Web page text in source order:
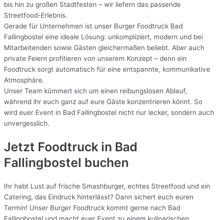
bis hin zu großen Stadtfesten – wir liefern das passende
Streetfood-Erlebnis.
Gerade für Unternehmen ist unser Burger Foodtruck Bad
Fallingbostel eine ideale Lösung: unkompliziert, modern und bei
Mitarbeitenden sowie Gästen gleichermaßen beliebt. Aber auch
private Feiern profitieren von unserem Konzept – denn ein
Foodtruck sorgt automatisch für eine entspannte, kommunikative
Atmosphäre.
Unser Team kümmert sich um einen reibungslosen Ablauf,
während ihr euch ganz auf eure Gäste konzentrieren könnt. So
wird euer Event in Bad Fallingbostel nicht nur lecker, sondern auch
unvergesslich.
Jetzt Foodtruck in Bad
Fallingbostel buchen
Ihr habt Lust auf frische Smashburger, echtes Streetfood und ein
Catering, das Eindruck hinterlässt? Dann sichert euch euren
Termin! Unser Burger Foodtruck kommt gerne nach Bad
Fallingbostel und macht euer Event zu einem kulinarischen